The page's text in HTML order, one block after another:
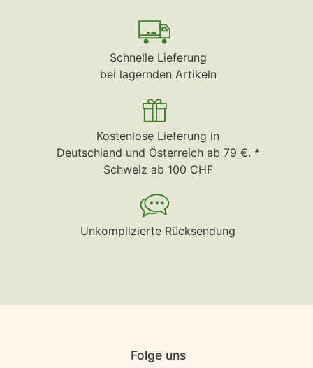
Schnelle Lieferung
bei lagernden Artikeln
Kostenlose Lieferung in
Deutschland und Österreich ab 79 €. *
Schweiz ab 100 CHF
Unkomplizierte Rücksendung
Folge uns